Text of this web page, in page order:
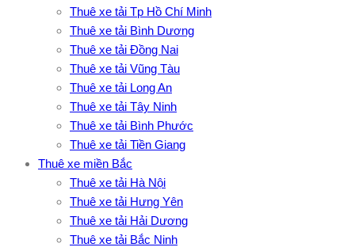
Thuê xe tải Tp Hồ Chí Minh
Thuê xe tải Bình Dương
Thuê xe tải Đồng Nai
Thuê xe tải Vũng Tàu
Thuê xe tải Long An
Thuê xe tải Tây Ninh
Thuê xe tải Bình Phước
Thuê xe tải Tiền Giang
Thuê xe miền Bắc
Thuê xe tải Hà Nội
Thuê xe tải Hưng Yên
Thuê xe tải Hải Dương
Thuê xe tải Bắc Ninh